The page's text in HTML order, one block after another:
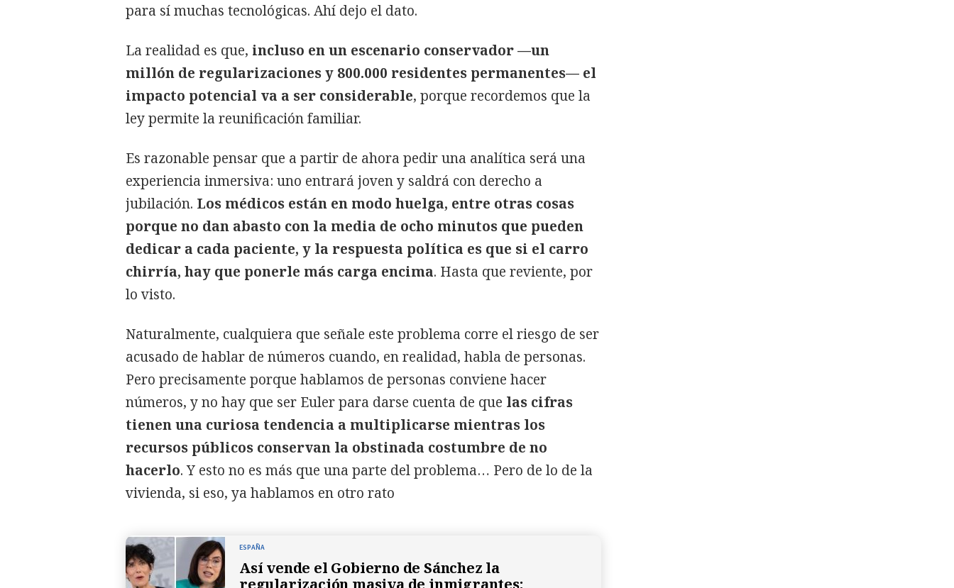
para sí muchas tecnológicas. Ahí dejo el dato.
La realidad es que, incluso en un escenario conservador —un
millón de regularizaciones y 800.000 residentes permanentes— el
impacto potencial va a ser considerable, porque recordemos que la
ley permite la reunificación familiar.
Es razonable pensar que a partir de ahora pedir una analítica será una
experiencia inmersiva: uno entrará joven y saldrá con derecho a
jubilación. Los médicos están en modo huelga, entre otras cosas
porque no dan abasto con la media de ocho minutos que pueden
dedicar a cada paciente, y la respuesta política es que si el carro
chirría, hay que ponerle más carga encima. Hasta que reviente, por
lo visto.
Naturalmente, cualquiera que señale este problema corre el riesgo de ser
acusado de hablar de números cuando, en realidad, habla de personas.
Pero precisamente porque hablamos de personas conviene hacer
números, y no hay que ser Euler para darse cuenta de que las cifras
tienen una curiosa tendencia a multiplicarse mientras los
recursos públicos conservan la obstinada costumbre de no
hacerlo. Y esto no es más que una parte del problema… Pero de lo de la
vivienda, si eso, ya hablamos en otro rato
ESPAÑA
Así vende el Gobierno de Sánchez la
regularización masiva de inmigrantes: